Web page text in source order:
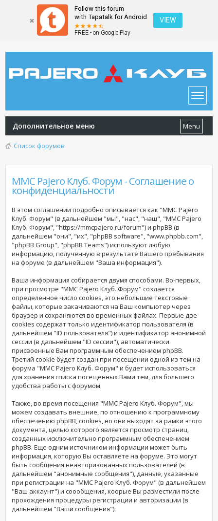
Follow this forum
with Tapatalk for Android
FREE - on Google Play
VIEW
Дополнительное меню Menu
Список форумов
MMC Pajero Клуб. Форум - Соглашение о
конфиденциальности
В этом соглашении подробно описывается как "MMC Pajero
Клуб. Форум" (в дальнейшем "мы", "нас", "наш", "MMC Pajero
Клуб. Форум", "https://mmcpajero.ru/forum") и phpBB (в
дальнейшем "они", "их", "phpBB software", "www.phpbb.com",
"phpBB Group", "phpBB Teams") используют любую
информацию, полученную в результате Вашего пребывания
на форуме (в дальнейшем "Ваша информация").
Ваша информация собирается двумя способами. Во-первых,
при просмотре "MMC Pajero Клуб. Форум" создается
определенное число cookies, это небольшие текстовые
файлы, которые закачиваются на Ваш компьютер через
браузер и сохраняются во временных файлах. Первые две
cookies содержат только идентификатор пользователя (в
дальнейшем "ID пользователя") и идентификатор анонимной
сессии (в дальнейшем "ID сессии"), автоматически
присвоенные Вам программным обеспечением phpBB.
Третий cookie будет создан при посещении одной из тем на
форума "MMC Pajero Клуб. Форум" и будет использоваться
для хранения списка посещенных Вами тем, для большего
удобства работы с форумом.
Также, во время посещения "MMC Pajero Клуб. Форум", мы
можем создавать внешние, по отношению к программному
обеспечению phpBB, cookies, но они выходят за рамки этого
документа, целью которого является просмотр страниц,
созданных исключительно программным обеспечением
phpBB. Еще одним источником информации может быть
информация, которую Вы оставляете на форуме. Это могут
быть сообщения неавторизованных пользователей (в
дальнейшем "анонимные сообщения"), данные, указанные
при регистрации на "MMC Pajero Клуб. Форум" (в дальнейшем
"Ваш аккаунт") и соообщения, коорые Вы разместили после
прохождения процедуры регистрации и авторизации (в
дальнейшем "Ваши сообщения").